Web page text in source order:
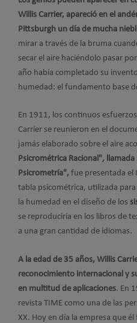
Willis Carrier, apareció en el
Pittsburgh un día de mucha
mirar a través de la bruma
secar el aire haciéndolo pasar
año había completado su
humedad: el fundamento base
En 1911, los continuos
Carrier se reunieron en el
jamás elaborado sobre el aire
Psicrométrica Racional",
Psicrometría", fue presentada el
tabla psicométrica, utilizada
la humedad en el diseño de los
se reproduciría en los libros de
a una gran cantidad de idiomas.
A la edad de 35 años, Willis
reconocimiento internacional y
en multitud de aplicaciones. En
revista TIME como una de las
XX. Hoy en día la empresa que